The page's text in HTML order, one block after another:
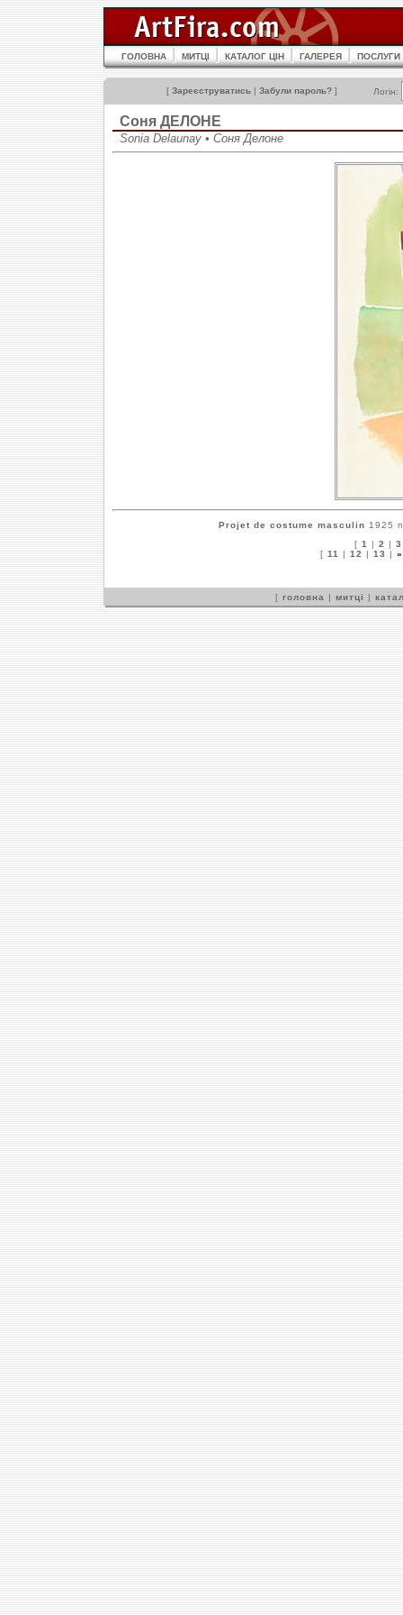
ГОЛОВНА МИТЦІ КАТАЛОГ ЦІН ГАЛЕРЕЯ ПОСЛУГИ
[ Зареєструватись | Забули пароль? ] Логін:
Соня ДЕЛОНЕ
Sonia Delaunay • Соня Делоне
Projet de costume masculin 1925
[ 1 | 2 | 3
[ 11 | 12 | 13 |
[ головна | митці |